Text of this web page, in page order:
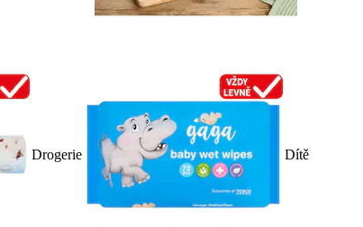
Drogerie Dítě